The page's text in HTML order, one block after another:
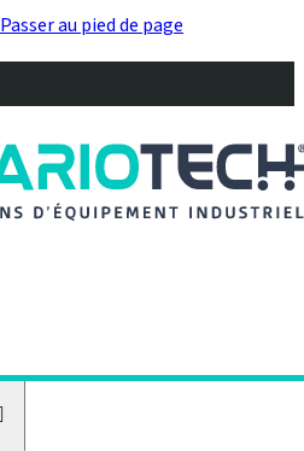
Passer au pied de page